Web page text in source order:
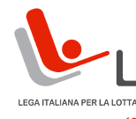
contenuto
principale